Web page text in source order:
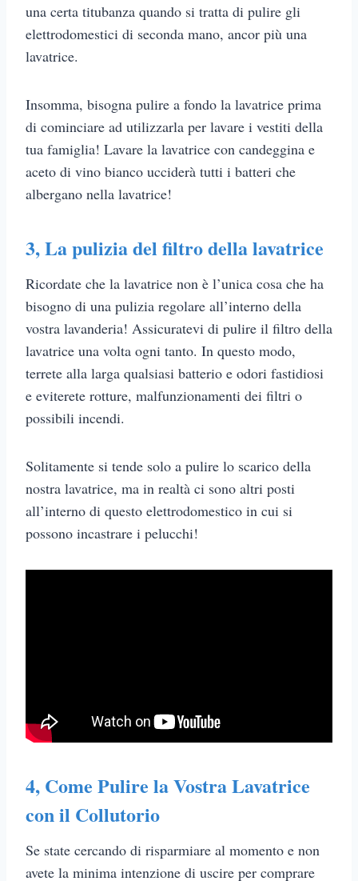
una certa titubanza quando si tratta di pulire gli
elettrodomestici di seconda mano, ancor più una
lavatrice.
Insomma, bisogna pulire a fondo la lavatrice prima
di cominciare ad utilizzarla per lavare i vestiti della
tua famiglia! Lavare la lavatrice con candeggina e
aceto di vino bianco ucciderà tutti i batteri che
albergano nella lavatrice!
3,La pulizia del filtro della lavatrice
Ricordate che la lavatrice non è l’unica cosa che ha
bisogno di una pulizia regolare all’interno della
vostra lavanderia! Assicuratevi di pulire il filtro della
lavatrice una volta ogni tanto. In questo modo,
terrete alla larga qualsiasi batterio e odori fastidiosi
e eviterete rotture, malfunzionamenti dei filtri o
possibili incendi.
Solitamente si tende solo a pulire lo scarico della
nostra lavatrice, ma in realtà ci sono altri posti
all’interno di questo elettrodomestico in cui si
possono incastrare i pelucchi!
4, Come Pulire la Vostra Lavatrice
con il Collutorio
Se state cercando di risparmiare al momento e non
avete la minima intenzione di uscire per comprare